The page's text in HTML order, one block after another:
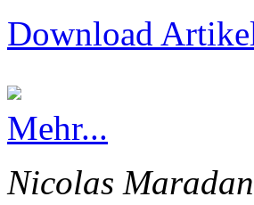
Download
Mehr...
Nicolas